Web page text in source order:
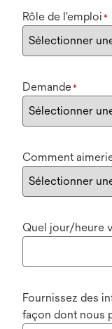
Rôle de l'emploi *
Demande*
Comment
Quel jour/heure
Fournissez des
façon dont nous